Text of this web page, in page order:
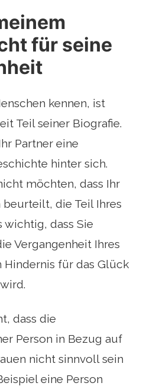
für seine
kennen, ist
Teil seiner Biografie.
Partner eine
hinter sich.
möchten, dass Ihr
beurteilt, die Teil Ihres
wichtig, dass Sie
Vergangenheit Ihres
Hindernis für das Glück
dass die
Person in Bezug auf
nicht sinnvoll sein
eine Person